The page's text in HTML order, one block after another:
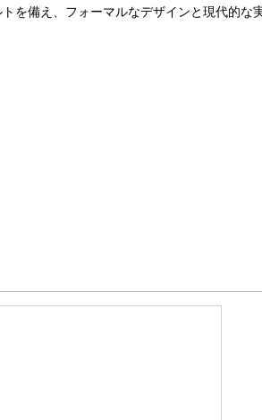
備え、フォーマルなデザインと現代的な